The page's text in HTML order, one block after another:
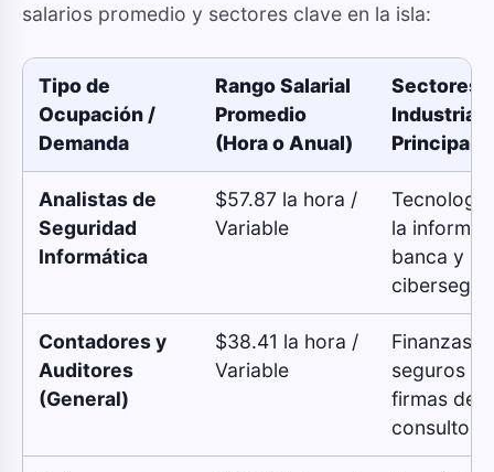
salarios promedio y sectores clave en la isla:
Tipo de
Ocupación /
Demanda
Rango Salarial
Promedio
(Hora o Anual)
Sectores
Industrias
Analistas de
Seguridad
Informática
$57.87 la hora /
Variable
la
banca y
Contadores y
Auditores
(General)
$38.41 la hora /
Variable
Finanzas,
seguros y
firmas de